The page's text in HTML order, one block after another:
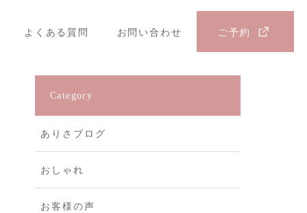
よくある質問 お問い合わせ ご予約
Category
ありさブログ
おしゃれ
お客様の声